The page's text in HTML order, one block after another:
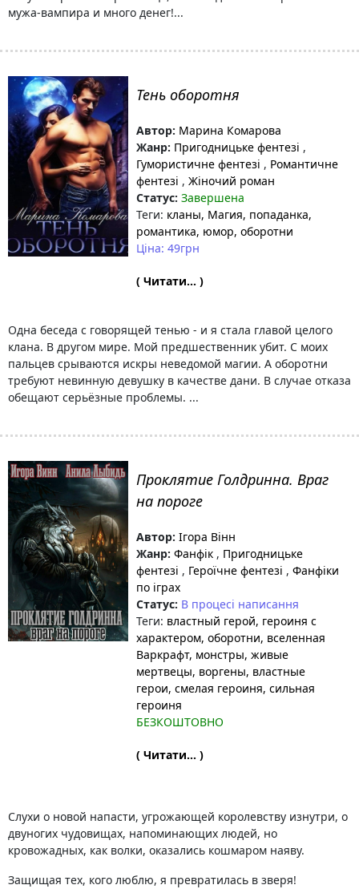
мужа-вампира и много денег!...
Тень оборотня
Автор: Марина Комарова
Жанр: Пригодницьке фентезі ,
Гумористичне фентезі , Романтичне
фентезі , Жіночий роман
Статус: Завершена
Теги: кланы, Магия, попаданка,
романтика, юмор, оборотни
Ціна: 49грн
( Читати... )
Одна беседа с говорящей тенью - и я стала главой целого
клана. В другом мире. Мой предшественник убит. С моих
пальцев срываются искры неведомой магии. А оборотни
требуют невинную девушку в качестве дани. В случае отказа
обещают серьёзные проблемы. ...
Проклятие Голдринна. Враг
на пороге
Автор: Ігора Вінн
Жанр: Фанфік , Пригодницьке
фентезі , Героїчне фентезі , Фанфіки
по іграх
Статус: В процесі написання
Теги: властный герой, героиня с
характером, оборотни, вселенная
Варкрафт, монстры, живые
мертвецы, воргены, властные
герои, смелая героиня, сильная
героиня
БЕЗКОШТОВНО
( Читати... )
Слухи о новой напасти, угрожающей королевству изнутри, о
двуногих чудовищах, напоминающих людей, но
кровожадных, как волки, оказались кошмаром наяву.
Защищая тех, кого люблю, я превратилась в зверя!